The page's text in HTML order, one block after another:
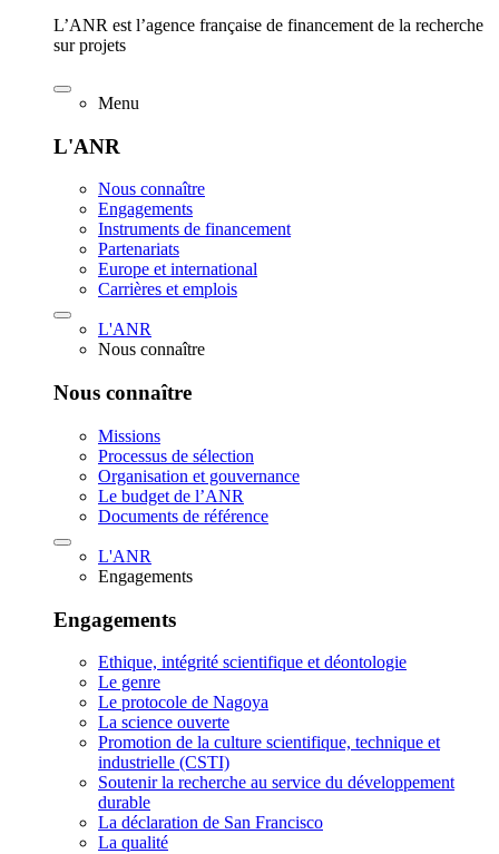
L’ANR est l’agence française de financement de la recherche
sur projets
Menu
L'ANR
Nous connaître
Engagements
Instruments de financement
Partenariats
Europe et international
Carrières et emplois
L'ANR
Nous connaître
Nous connaître
Missions
Processus de sélection
Organisation et gouvernance
Le budget de l’ANR
Documents de référence
L'ANR
Engagements
Engagements
Ethique, intégrité scientifique et déontologie
Le genre
Le protocole de Nagoya
La science ouverte
Promotion de la culture scientifique, technique et
industrielle (CSTI)
Soutenir la recherche au service du développement
durable
La déclaration de San Francisco
La qualité